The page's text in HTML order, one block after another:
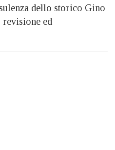
dello storico Gino
ed